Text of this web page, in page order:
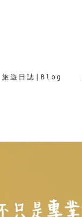
旅遊日誌∣Blog